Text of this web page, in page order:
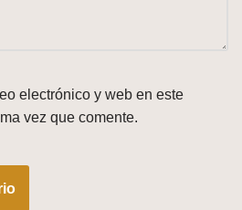
electrónico y web en este
vez que comente.